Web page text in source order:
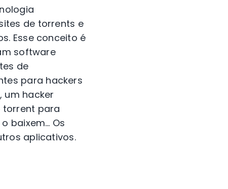
de torrents e
Esse conceito é
software
de
para hackers
um hacker
torrent para
baixem… Os
aplicativos.